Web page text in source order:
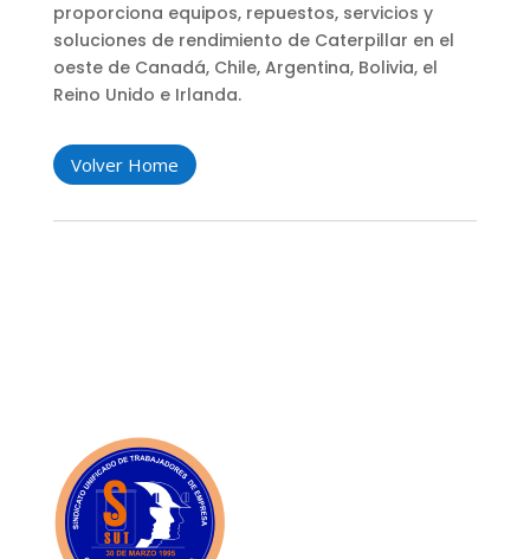
proporciona equipos, repuestos, servicios y
soluciones de rendimiento de Caterpillar en el
oeste de Canadá, Chile, Argentina, Bolivia, el
Reino Unido e Irlanda.
Volver Home